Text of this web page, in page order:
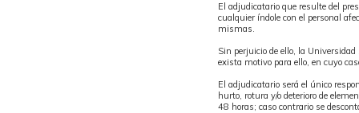
El adjudicatario que resulte del
cualquier índole con el personal
mismas.
Sin perjuicio de ello, la
exista motivo para ello, en cuyo
El adjudicatario será el único
hurto, rotura y/o deterioro de
48 horas; caso contrario se